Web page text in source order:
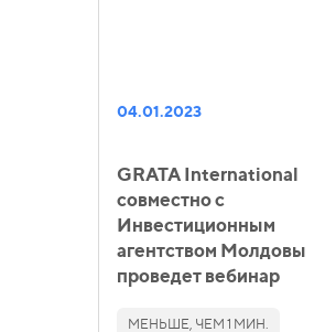
04.01.2023
GRATA International
совместно с
Инвестиционным
агентством Молдовы
проведет вебинар
МЕНЬШЕ, ЧЕМ 1 МИН.